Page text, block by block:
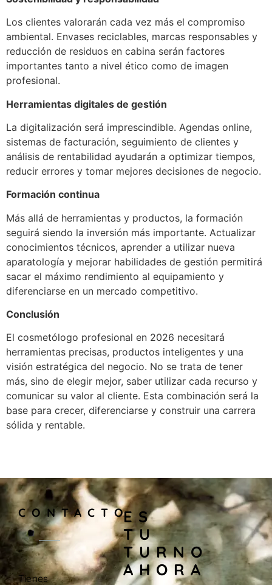
Los clientes valorarán cada vez más el compromiso
ambiental. Envases reciclables, marcas responsables y
reducción de residuos en cabina serán factores
importantes tanto a nivel ético como de imagen
profesional.
Herramientas digitales de gestión
La digitalización será imprescindible. Agendas online,
sistemas de facturación, seguimiento de clientes y
análisis de rentabilidad ayudarán a optimizar tiempos,
reducir errores y tomar mejores decisiones de negocio.
Formación continua
Más allá de herramientas y productos, la formación
seguirá siendo la inversión más importante. Actualizar
conocimientos técnicos, aprender a utilizar nueva
aparatología y mejorar habilidades de gestión permitirá
sacar el máximo rendimiento al equipamiento y
diferenciarse en un mercado competitivo.
Conclusión
El cosmetólogo profesional en 2026 necesitará
herramientas precisas, productos inteligentes y una
visión estratégica del negocio. No se trata de tener
más, sino de elegir mejor, saber utilizar cada recurso y
comunicar su valor al cliente. Esta combinación será la
base para crecer, diferenciarse y construir una carrera
sólida y rentable.
CONTACTO
Tienes
ES
TU
TURNO
AHORA